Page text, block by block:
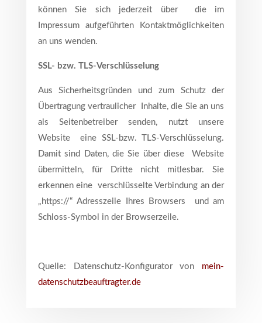
können Sie sich jederzeit über die im
Impressum aufgeführten Kontaktmöglichkeiten
an uns wenden.
SSL- bzw. TLS-Verschlüsselung
Aus Sicherheitsgründen und zum Schutz der
Übertragung vertraulicher Inhalte, die Sie an uns
als Seitenbetreiber senden, nutzt unsere
Website eine SSL-bzw. TLS-Verschlüsselung.
Damit sind Daten, die Sie über diese Website
übermitteln, für Dritte nicht mitlesbar. Sie
erkennen eine verschlüsselte Verbindung an der
„https://“ Adresszeile Ihres Browsers und am
Schloss-Symbol in der Browserzeile.
Quelle: Datenschutz-Konfigurator von
mein-
datenschutzbeauftragter.de